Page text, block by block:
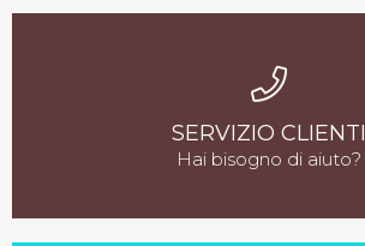
SERVIZIO CLIENTI
Hai bisogno di aiuto?